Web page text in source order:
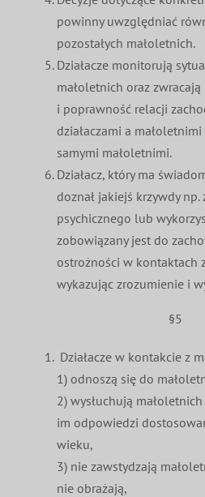
powinny uwzględniać
pozostałych małoletnich.
Działacze monitorują
małoletnich oraz
i poprawność relacji
działaczami a
samymi małoletnimi.
Działacz, który ma
doznał jakiejś krzywdy
psychicznego lub
zobowiązany jest do
ostrożności w kontaktach
wykazując zrozumienie i
§5
Działacze w kontakcie z
1) odnoszą się do
2) wysłuchują
im odpowiedzi
wieku,
3) nie zawstydzają
nie obrażają,